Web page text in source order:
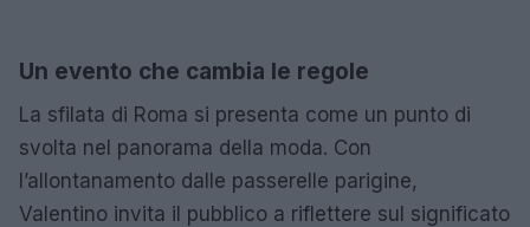
Un evento che cambia le regole
La sfilata di Roma si presenta come un punto di
svolta nel panorama della moda. Con
l’allontanamento dalle passerelle parigine,
Valentino invita il pubblico a riflettere sul significato